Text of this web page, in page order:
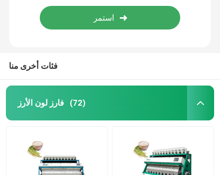
فئات أخرى منا
فارز لون الأرز (72)